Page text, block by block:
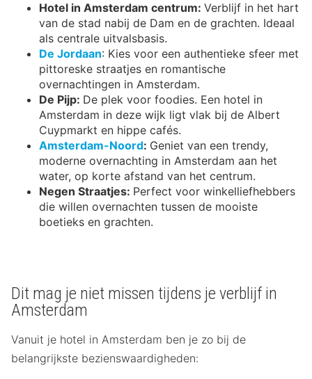
Hotel in Amsterdam centrum: Verblijf in het hart
van de stad nabij de Dam en de grachten. Ideaal
als centrale uitvalsbasis.
De Jordaan: Kies voor een authentieke sfeer met
pittoreske straatjes en romantische
overnachtingen in Amsterdam.
De Pijp: De plek voor foodies. Een hotel in
Amsterdam in deze wijk ligt vlak bij de Albert
Cuypmarkt en hippe cafés.
Amsterdam-Noord: Geniet van een trendy,
moderne overnachting in Amsterdam aan het
water, op korte afstand van het centrum.
Negen Straatjes: Perfect voor winkelliefhebbers
die willen overnachten tussen de mooiste
boetieks en grachten.
Dit mag je niet missen tijdens je verblijf in
Amsterdam
Vanuit je hotel in Amsterdam ben je zo bij de
belangrijkste bezienswaardigheden: